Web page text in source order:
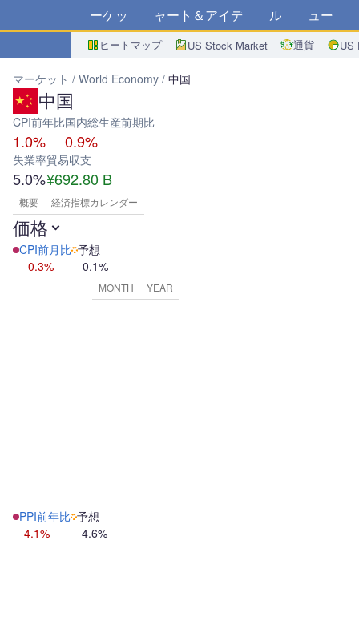
マーケット チャート＆アイデア アルゴ ニュース
ヒートマップ US Stock Market 通貨 US
マーケット World Economy 中国
中国
CPI前年比
1.0%
国内総生産前期比
0.9%
失業率
5.0%
貿易収支
¥692.80 B
概要 経済指標カレンダー
価格
CPI前月比
-0.3%
予想
0.1%
MONTH YEAR
PPI前年比
4.1%
予想
4.6%